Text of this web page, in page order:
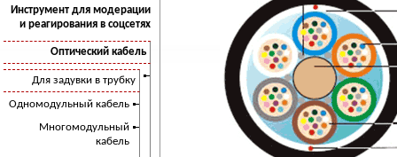
Инструмент для модерации
и реагирования в соцсетях
Оптический кабель
Для задувки в трубку
Одномодульный кабель
Многомодульный
кабель